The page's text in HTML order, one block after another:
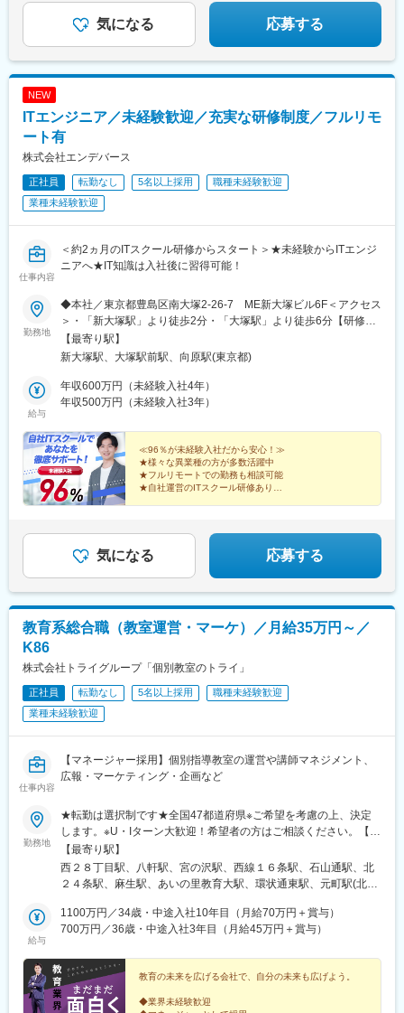
■ゆくゆくは年収600万円も目指せる
気になる 応募する
NEW
ITエンジニア／未経験歓迎／充実な研修制度／フルリモ
ート有
株式会社エンデバース
正社員 転勤なし 5名以上採用
職種未経験歓迎
業種未経験歓迎
仕事内容
＜約2ヵ月のITスクール研修からスタート＞★未経験からITエンジ
ニアへ★IT知識は入社後に習得可能！
勤務地
◆本社／東京都豊島区南大塚2-26-7 ME新大塚ビル6F＜アクセス
＞・「新大塚駅」より徒歩2分・「大塚駅」より徒歩6分【研修後
のプロジェクト先】◆フルリモート、もしくは東京23区を中心と
した東京・神奈川・千葉・埼玉・札幌・仙台・名古屋・大阪・福
カオフィスです。※敷地内全面禁煙☆在宅勤務や完全在宅（フルリ
モート）、リモートワークも相談可能です！
【最寄り駅】
新大塚駅、大塚駅前駅、向原駅(東京都)
給与
年収600万円（未経験入社4年）
年収500万円（未経験入社3年）
≪96％が未経験入社だから安心！≫
★様々な異業種の方が多数活躍中
★フルリモートでの勤務も相談可能
★自社運営のITスクール研修あり
気になる 応募する
教育系総合職（教室運営・マーケ）／月給35万円～／
K86
株式会社トライグループ「個別教室のトライ」
正社員 転勤なし 5名以上採用
職種未経験歓迎
業種未経験歓迎
仕事内容
【マネージャー採用】個別指導教室の運営や講師マネジメント、
広報・マーケティング・企画など
勤務地
★転勤は選択制です★全国47都道府県※ご希望を考慮の上、決定
します。※U・Iターン大歓迎！希望者の方はご相談ください。【募
集エリア】全国47都道府県■北海道・東北■北海道・青森県・岩手
県・宮城県・秋田県・山形県・福島県■北陸・甲信越■新潟県・富
山県・石川県・福井県・山梨県・長野県■関東■東京都・茨城県・
県・愛知県・三重県■関西■京都府・大阪府・滋賀県・兵庫県・奈
良県・和歌山県■中国■鳥取県・島根県・岡山県・広島県・山口県
長崎県・大分県・熊本県・宮崎県・鹿児島県・沖縄県【受動喫煙
対策】教室内全面禁煙【あなたの好きな街で働けます】全国どこ
でも、あなたの好きな街で働けます。また、転勤は「希望制」で
す。「地域限定社員」として、都道府県をまたぐ転勤がない働き
【最寄り駅】
西２８丁目駅、八軒駅、宮の沢駅、西線１６条駅、石山通駅、北
２４条駅、麻生駅、あいの里教育大駅、環状通東駅、元町駅(北海
丁駅、長町南駅、富沢駅、南仙台駅、古川駅、筒井駅(青森県)、上
盛岡駅、秋田駅、山形駅、郡山駅(福島県)、研究学園駅、土浦駅、
駅、熊谷駅、北与野駅、せんげん台駅、稲毛海岸駅、成田駅、本
八幡駅(都営線)、行徳駅、津田沼駅、京成船橋駅、西船橋駅、葭川
公園駅、目白駅、巣鴨駅、中村橋駅、大泉学園駅、荻窪駅、茗荷
給与
1100万円／34歳・中途入社10年目（月給70万円＋賞与）
700万円／36歳・中途入社3年目（月給45万円＋賞与）
教育の未来を広げる会社で、自分の未来も広げよう。
◆業界未経験歓迎